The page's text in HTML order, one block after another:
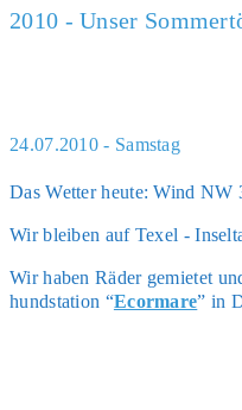
2010 - Unser
24.07.2010 - Samstag
Das Wet­ter heu­te: Wind NW
Wir blei­ben auf Texel -
Wir haben Räder gemie­tet
hund­sta­ti­on “Ecor­ma­re” in